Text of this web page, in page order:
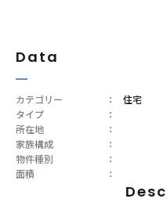
Data
カテゴリー ：
住宅
タイプ
：
所在地
：
家族構成
：
物件種別
：
面積
：